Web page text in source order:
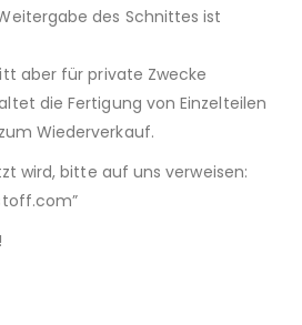
des Schnittes ist
aber für private Zwecke
die Fertigung von Einzelteilen
Wiederverkauf.
wird, bitte auf uns verweisen: